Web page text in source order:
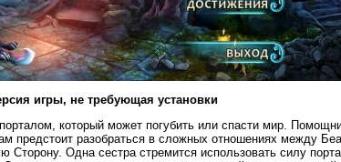
игры, не требующая установки
который может погубить или спасти мир.
предстоит разобраться в сложных отношениях между
Сторону. Одна сестра стремится использовать силу